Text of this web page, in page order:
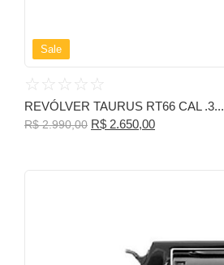
Sale
☆ ☆ ☆ ☆ ☆
REVÓLVER TAURUS RT66 CAL .3...
R$2.990,00 R$ 2.650,00